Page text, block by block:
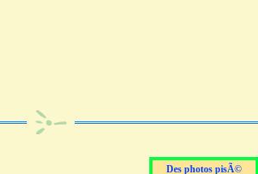
Des photos pisÃ©